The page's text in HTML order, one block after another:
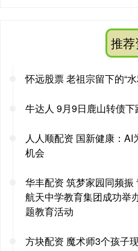
推
怀远股票 老祖宗留下的“
牛达人 9月9日鹿山转债
人人顺配资 国新健康：
机会
华丰配资 筑梦家园同频
航天中学教育集团成功举
题教育活动
方块配资 魔术师3个孩子